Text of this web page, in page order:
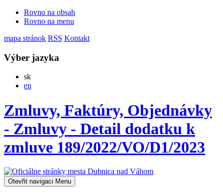
Rovno na obsah
Rovno na menu
mapa stránok RSS Kontakt
Výber jazyka
skSlovensky
en
Zmluvy, Faktúry, Objednávky
- Zmluvy - Detail dodatku k
zmluve 189/2022/VO/D1/2023
Otevřit navigaci Menu